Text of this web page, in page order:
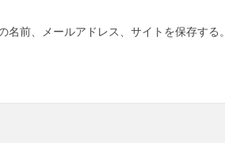
前、メールアドレス、サイトを保存する。